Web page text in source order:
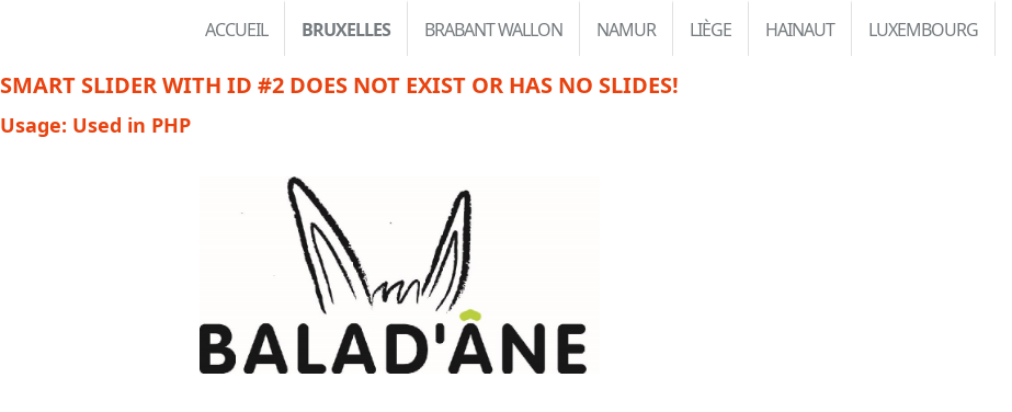
ACCUEIL BRUXELLES BRABANT WALLON NAMUR LIÈGE HAINAUT LUXEMBOURG
SMART SLIDER WITH ID #2 DOES NOT EXIST OR HAS NO SLIDES!
Usage: Used in PHP